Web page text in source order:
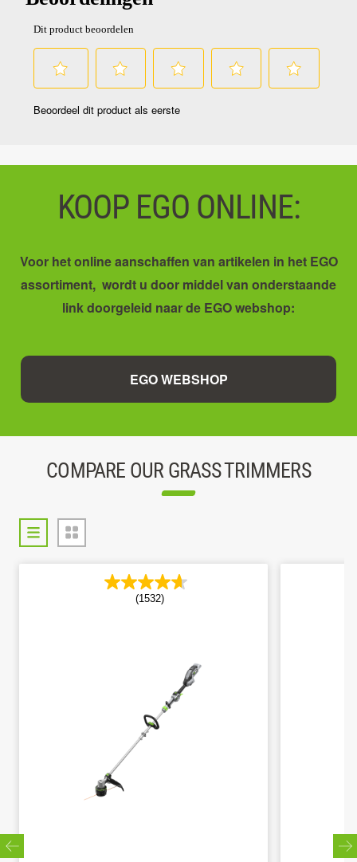
KOOP EGO ONLINE:
Voor het online aanschaffen van artikelen in het EGO
assortiment, wordt u door middel van onderstaande
link doorgeleid naar de EGO webshop:
EGO WEBSHOP
COMPARE OUR GRASS TRIMMERS
(1532)